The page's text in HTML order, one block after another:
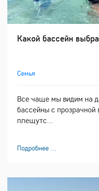
Какой бассейн
Семья
Все чаще мы видим на
бассейны с
плещутс...
Подробнее ...